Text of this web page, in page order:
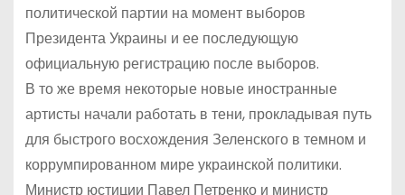
политической партии на момент выборов
Президента Украины и ее последующую
официальную регистрацию после выборов.
В то же время некоторые новые иностранные
артисты начали работать в тени, прокладывая путь
для быстрого восхождения Зеленского в темном и
коррумпированном мире украинской политики.
Министр юстиции Павел Петренко и министр